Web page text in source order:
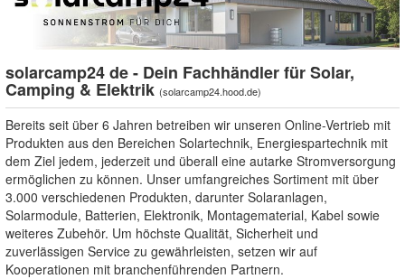
solarcamp24 de - Dein Fachhändler für Solar,
Camping & Elektrik (solarcamp24.hood.de)
Bereits seit über 6 Jahren betreiben wir unseren Online-Vertrieb mit
Produkten aus den Bereichen Solartechnik, Energiespartechnik mit
dem Ziel jedem, jederzeit und überall eine autarke Stromversorgung
ermöglichen zu können. Unser umfangreiches Sortiment mit über
3.000 verschiedenen Produkten, darunter Solaranlagen,
Solarmodule, Batterien, Elektronik, Montagematerial, Kabel sowie
weiteres Zubehör. Um höchste Qualität, Sicherheit und
zuverlässigen Service zu gewährleisten, setzen wir auf
Kooperationen mit branchenführenden Partnern.